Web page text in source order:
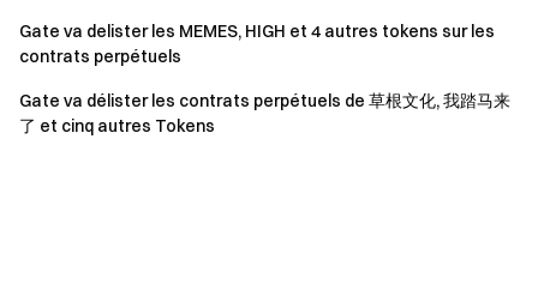
sujets d'actualité
Engagez-vous avec notre communauté mondiale
obtenir les dernières informations.
Transparence et sécurité
Gate va delister les MEMES, HIGH et 4 autres tokens sur les
contrats perpétuels
Gate va délister les contrats perpétuels de 草根文化, 我踏马来
了 et cinq autres Tokens